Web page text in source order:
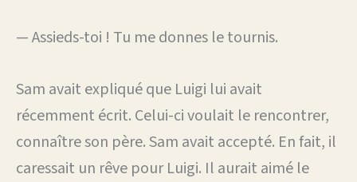
— Assieds-toi ! Tu me donnes le tournis.
Sam avait expliqué que Luigi lui avait
récemment écrit. Celui-ci voulait le rencontrer,
connaître son père. Sam avait accepté. En fait, il
caressait un rêve pour Luigi. Il aurait aimé le